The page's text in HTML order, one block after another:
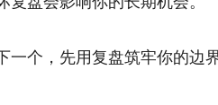
个，先用复盘筑牢你的边